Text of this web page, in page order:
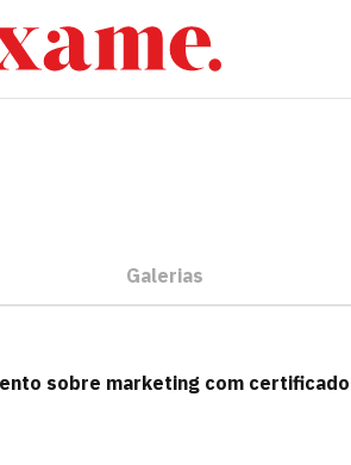
Galerias
sobre marketing com certificado